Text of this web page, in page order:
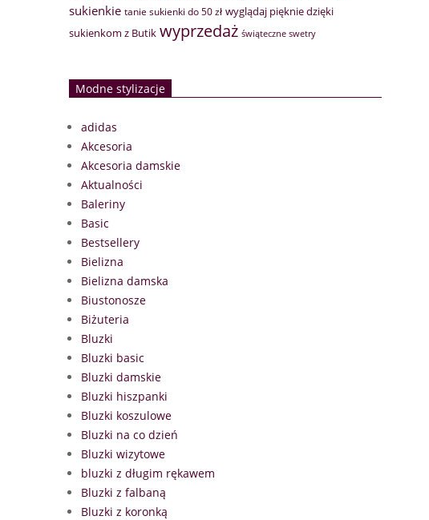
sukienkie tanie sukienki do 50 zł wyglądaj pięknie dzięki
sukienkom z Butik wyprzedaż świąteczne swetry
Modne stylizacje
adidas
Akcesoria
Akcesoria damskie
Aktualności
Baleriny
Basic
Bestsellery
Bielizna
Bielizna damska
Biustonosze
Biżuteria
Bluzki
Bluzki basic
Bluzki damskie
Bluzki hiszpanki
Bluzki koszulowe
Bluzki na co dzień
Bluzki wizytowe
bluzki z długim rękawem
Bluzki z falbaną
Bluzki z koronką